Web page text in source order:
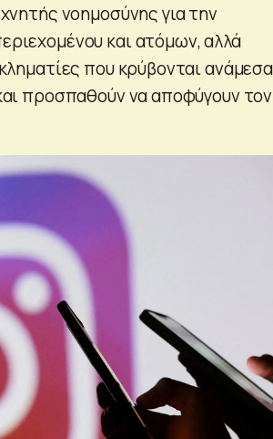
νοημοσύνης για την
και ατόμων, αλλά
που κρύβονται ανάμεσα
προσπαθούν να αποφύγουν τον